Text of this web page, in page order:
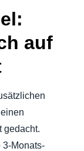
auf
gedacht.
3-Monats-